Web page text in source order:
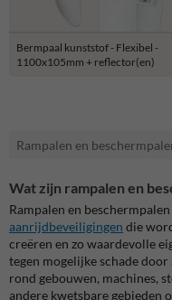
Bermpaal kunststof - Flexibel -
1100x105mm + reflector(en)
Rampalen en
Wat zijn rampalen en
Rampalen en
aanrijdbeveiligingen die
creëren en zo waardevolle
tegen mogelijke schade
rond gebouwen, machines,
andere kwetsbare gebieden